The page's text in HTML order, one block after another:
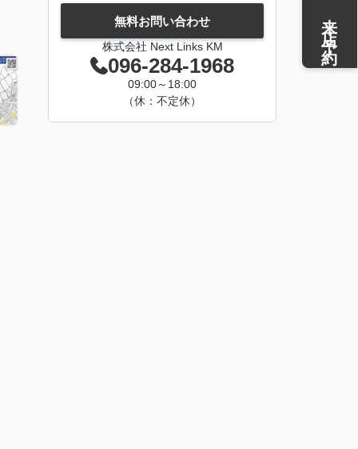
無料お問い合わせ
株式会社 Next Links KM
096-284-1968
09:00～18:00
（休：不定休）
来店予約